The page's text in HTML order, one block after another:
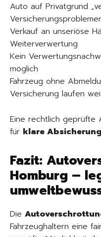
Auto auf Privatgrund
Verkauf an unseriöse
Weiterverwertung
Kein
möglich
Fahrzeug ohne
Versicherung laufen
Eine rechtlich geprüfte
für klare Absicherung
Fazit:
Homburg –
Die
Fahrzeughaltern eine